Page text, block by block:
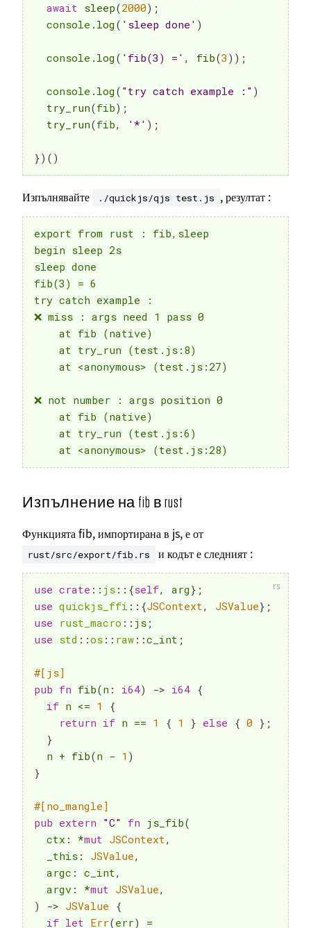
await sleep(2000) ;
  console
. log ( 'sleep done' )
  console
. log ( 'fib(3) =' , fib(3 ) ) ;
  console
. log ( "try catch example :" )
try_run(fib) ;
try_run(fib, '*' ) ;
}) ( )
Изпълнявайте ./quickjs/qjs test.js , резултат :
export from rust : fib,sleep
begin sleep 2s
sleep done
fib(3) = 6
try catch example :
❌ miss : args need 1 pass 0
❌ not number : args position 0
Изпълнение на fib в rust
Функцията fib, импортирана в js, е от
rust/src/export/fib.rs и кодът е следният :
use crate :: js :: {self, arg } ;
use quickjs_ffi :: {JSContext, JSValue} ;
use rust_macro :: js ;
use std ::os :: raw ::c_int ;
#[js]
pub fn fib(n : i64) -> i64 {
if n <= 1
{
return if n == 1 { 1 } else { 0 } ;
}
  n
+ fib(n - 1 )
}
#[no_mangle]
pub extern "C" fn js_fib(
  ctx
: *mut JSContext,
  _this
: JSValue,
  argc
: c_int,
  argv
: *mut JSValue,
)
-> JSValue {
if let Err(err) =